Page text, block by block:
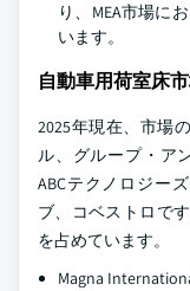
り、MEA市場に
います。
自動車用荷室床
2025年現在、市場
ル、グループ・ア
ABCテクノロジー
ブ、コベストロで
を占めています。
Magna